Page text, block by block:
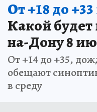
От +18 до
Какой будет
на-Дону 8
От +14 до +35,
обещают
в среду